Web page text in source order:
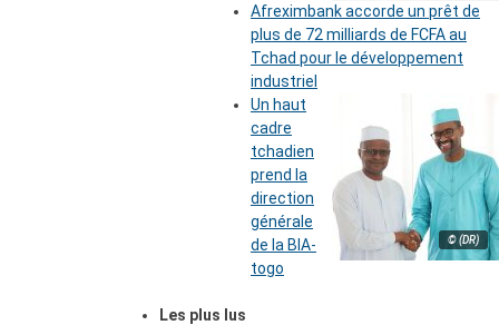
Afreximbank accorde un prêt de
plus de 72 milliards de FCFA au
Tchad pour le développement
industriel
© (DR)
Un haut
cadre
tchadien
prend la
direction
générale
de la BIA-
togo
Les plus lus